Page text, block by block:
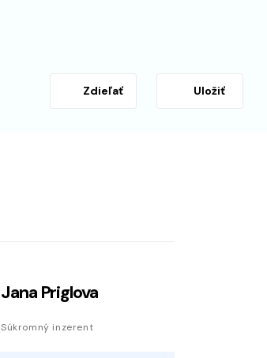
Zdieľať Uložiť
Jana Priglova
Súkromný inzerent